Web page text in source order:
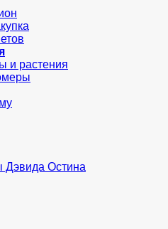
и растения
Дэвида Остина